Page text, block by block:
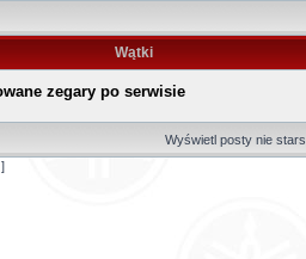
Wątki
zegary po serwisie
Wyświetl posty nie